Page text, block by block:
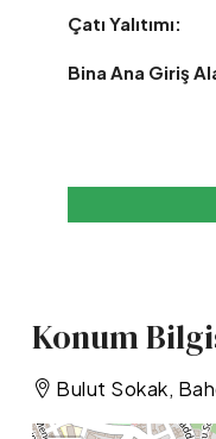
Çatı Yalıtımı:
Bina Ana Giriş
Konum
Bulut Sokak,